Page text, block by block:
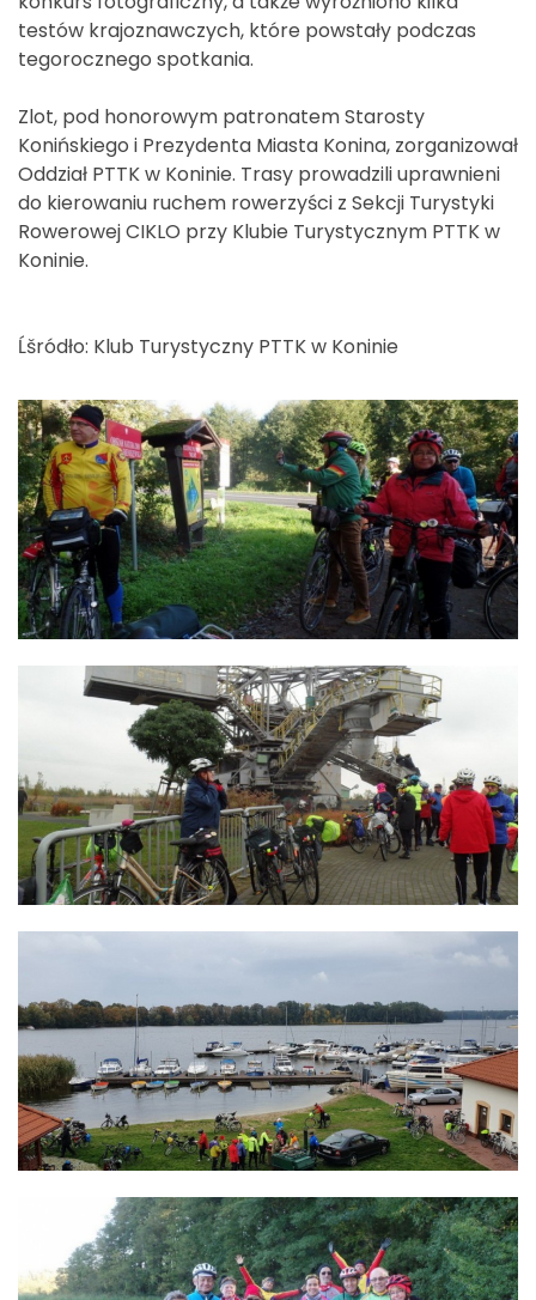
testów krajoznawczych, które powstały podczas
tegorocznego spotkania.
Zlot, pod honorowym patronatem Starosty
Konińskiego i Prezydenta Miasta Konina, zorganizował
Oddział PTTK w Koninie. Trasy prowadzili uprawnieni
do kierowaniu ruchem rowerzyści z Sekcji Turystyki
Rowerowej CIKLO przy Klubie Turystycznym PTTK w
Koninie.
Ĺšródło: Klub Turystyczny PTTK w Koninie